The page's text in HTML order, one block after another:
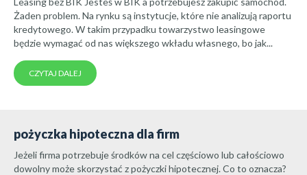
Żaden problem. Na rynku są instytucje, które nie analizują raportu
kredytowego. W takim przypadku towarzystwo leasingowe
będzie wymagać od nas większego wkładu własnego, bo jak...
CZYTAJ DALEJ
pożyczka hipoteczna dla firm
Jeżeli firma potrzebuje środków na cel częściowo lub całościowo
dowolny może skorzystać z pożyczki hipotecznej. Co to oznacza?